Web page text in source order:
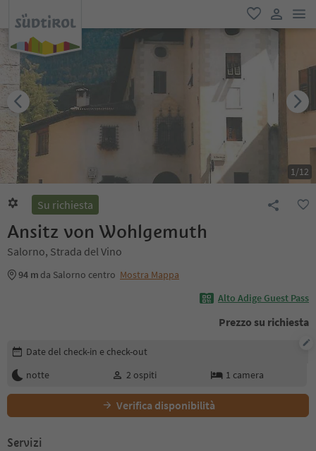
favoriti
user link
1/12
Su richiesta
Ansitz von Wohlgemuth
Salorno, Strada del Vino
94 m da Salorno centro Mostra Mappa
Alto Adige Guest Pass
Prezzo su richiesta
Modifica i dettagli della prenotazione
Date del check-in e check-out
notte
2 ospiti 1 camera
Verifica disponibilità
Servizi